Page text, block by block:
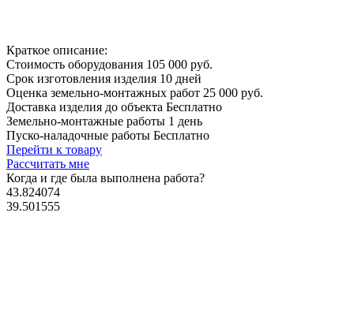
Краткое описание:
Стоимость оборудования 105 000 руб.
Срок изготовления изделия 10 дней
Оценка земельно-монтажных работ 25 000 руб.
Доставка изделия до объекта Бесплатно
Земельно-монтажные работы 1 день
Пуско-наладочные работы Бесплатно
Перейти к товару
Рассчитать мне
Когда и где была выполнена работа?
43.824074
39.501555